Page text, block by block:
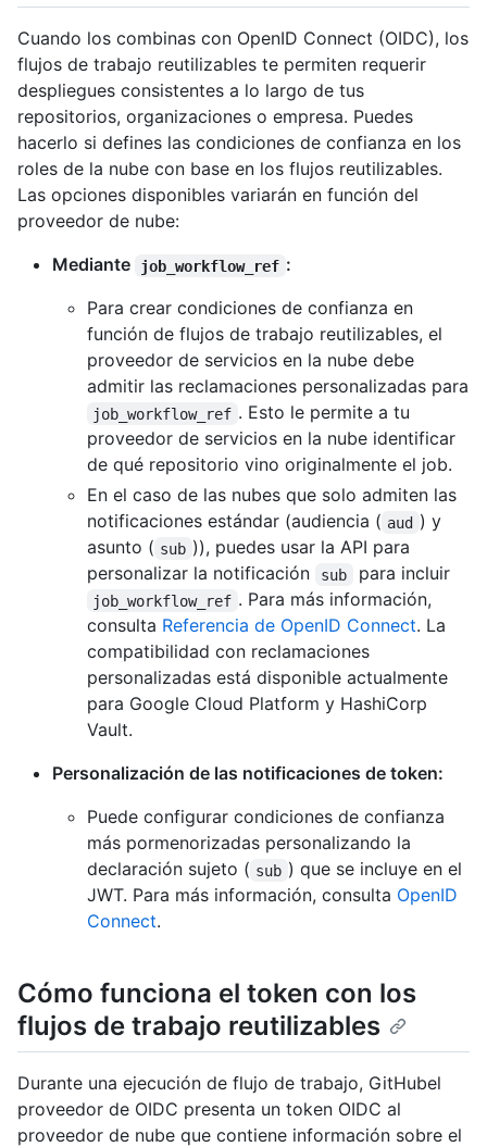
Cuando los combinas con OpenID Connect (OIDC), los
flujos de trabajo reutilizables te permiten requerir
despliegues consistentes a lo largo de tus
repositorios, organizaciones o empresa. Puedes
hacerlo si defines las condiciones de confianza en los
roles de la nube con base en los flujos reutilizables.
Las opciones disponibles variarán en función del
proveedor de nube:
Mediante
job_workflow_ref :
Para crear condiciones de confianza en
función de flujos de trabajo reutilizables, el
proveedor de servicios en la nube debe
admitir las reclamaciones personalizadas para
job_workflow_ref . Esto le permite a tu
proveedor de servicios en la nube identificar
de qué repositorio vino originalmente el job.
En el caso de las nubes que solo admiten las
notificaciones estándar (audiencia ( aud ) y
asunto ( sub )), puedes usar la API para
personalizar la notificación
sub para incluir
job_workflow_ref . Para más información,
consulta Referencia de OpenID Connect. La
compatibilidad con reclamaciones
personalizadas está disponible actualmente
para Google Cloud Platform y HashiCorp
Vault.
Personalización de las notificaciones de token:
Puede configurar condiciones de confianza
más pormenorizadas personalizando la
declaración sujeto ( sub ) que se incluye en el
JWT. Para más información, consulta OpenID
Connect.
Cómo funciona el token con los
flujos de trabajo reutilizables
Durante una ejecución de flujo de trabajo, GitHubel
proveedor de OIDC presenta un token OIDC al
proveedor de nube que contiene información sobre el